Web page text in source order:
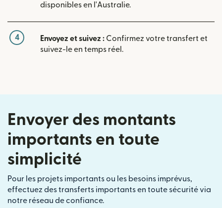
disponibles en l'Australie.
4 Envoyez et suivez : Confirmez votre transfert et
suivez-le en temps réel.
Envoyer des montants
importants en toute
simplicité
Pour les projets importants ou les besoins imprévus,
effectuez des transferts importants en toute sécurité via
notre réseau de confiance.